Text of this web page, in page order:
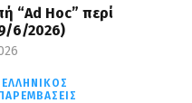
“Ad Hoc” περί
6/2026)
ΕΛΛΗΝΙΚΌΣ